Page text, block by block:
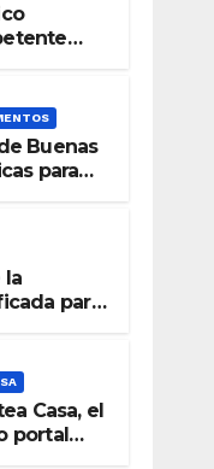
Buenas
para
la
para
Casa, el
portal